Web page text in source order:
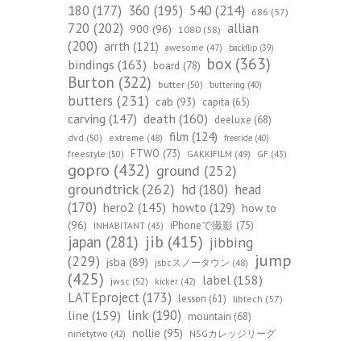
180 (177) 360 (195) 540 (214) 686 (57)
720 (202) 900 (96) 1080 (58) allian
(200) arrth (121) awesome (47) backflip (39)
bindings (163) board (78) box(363)
Burton (322) butter (50) buttering (40)
butters (231) cab (93) capita (65)
carving (147) death (160) deeluxe (68)
dvd (50) extreme (48) film (124) freeride (40)
freestyle (50) FTWO (73) GAKKIFILM (49) GF (43)
gopro (432) ground (252)
groundtrick(262) hd(180) head
(170) hero2 (145) howto (129) how to
(96)
INHABITANT (43) iPhoneで撮影 (75)
japan (281) jib (415) jibbing
(229) jsba (89) jsbcスノータウン (48)
jump
(425)
jwsc (52) kicker (42) label (158)
LATEproject(173) lesson (61) libtech (57)
line (159) link (190) mountain (68)
ninetytwo (42) nollie (95)
NSGカレッジリーグ